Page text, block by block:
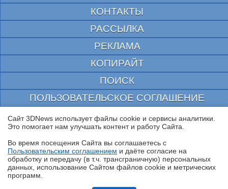
Обзор смартфона HUAWEI Pura 90s Pro: компактный флагман по
КОНТАКТЫ
РАССЫЛКА
РЕКЛАМА
КОПИРАЙТ
ПОИСК
ПОЛЬЗОВАТЕЛЬСКОЕ СОГЛАШЕНИЕ
ЗАЩИЩЕНО CURATOR
© 1997—2026 Электронное периодическое издание "3ДНьюс" | Свидетельство о
выдано Федеральной Службой по надзору за соблюдением законодательства в сфере
массовых коммуникаций и охране культурного наследия
При цитировании документа ссылка на сайт с указанием автора обязательна. Полное
заимствование документа является нарушением
российского и международного законодательства и возможно только с согласия
Сайт 3DNews использует файлы cookie и сервисы аналитики.
Это помогает нам улучшать контент и работу Cайта.
Во время посещения Cайта вы соглашаетесь с
Пользовательским соглашением и даёте согласие на
обработку и передачу (в т.ч. трансграничную) персональных
данных, использование Cайтом файлов cookie и метрических
программ.